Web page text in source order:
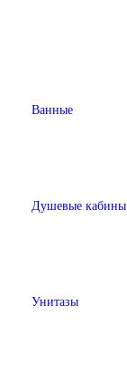
Ванные
Душевые кабины
Унитазы